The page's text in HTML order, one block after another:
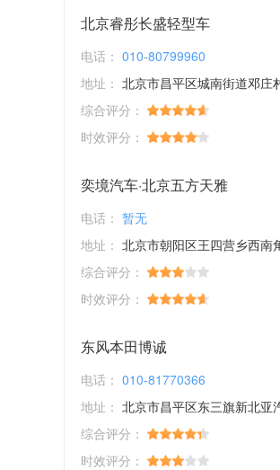
北京睿彤长盛轻型车
电话： 010-80799960
地址： 北京市昌平区城南街道邓庄
综合评分：
时效评分：
奕境汽车·北京五方天雅
电话： 暂无
地址： 北京市朝阳区王四营乡西南
综合评分：
时效评分：
东风本田博诚
电话： 010-81770366
地址： 北京市昌平区东三旗新北亚
综合评分：
时效评分：